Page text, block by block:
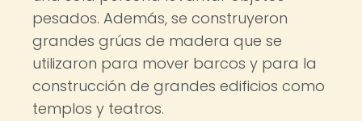
pesados. Además, se construyeron
grandes grúas de madera que se
utilizaron para mover barcos y para la
construcción de grandes edificios como
templos y teatros.